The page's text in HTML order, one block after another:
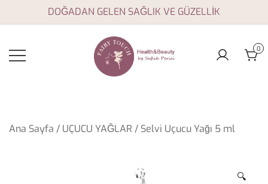
to
DOĞADAN GELEN SAĞLIK VE GÜZELLİK
0
Ana Sayfa / UÇUCU YAĞLAR / Selvi Uçucu Yağı 5 ml
🔍